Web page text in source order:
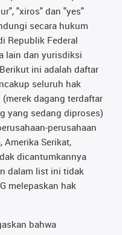
"xiros" dan "yes"
secara hukum
Republik Federal
lain dan yurisdiksi
ini adalah daftar
seluruh hak
dagang terdaftar
yang sedang diproses)
perusahaan
Amerika Serikat,
dicantumkannya
dalam list ini tidak
melepaskan hak
bahwa